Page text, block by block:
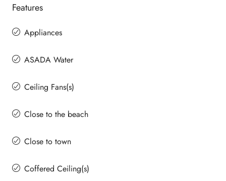
Features
Appliances
ASADA Water
Ceiling Fans(s)
Close to the beach
Close to town
Coffered Ceiling(s)